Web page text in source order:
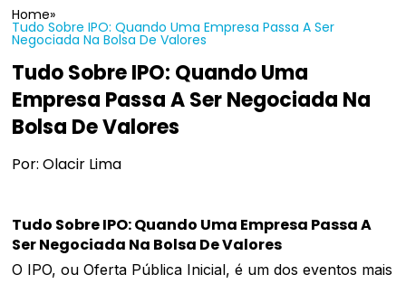
Home»
Tudo Sobre IPO: Quando Uma Empresa Passa A Ser
Negociada Na Bolsa De Valores
Tudo Sobre IPO: Quando Uma
Empresa Passa A Ser Negociada Na
Bolsa De Valores
Por: Olacir Lima
Tudo Sobre IPO: Quando Uma Empresa Passa A
Ser Negociada Na Bolsa De Valores
O IPO, ou Oferta Pública Inicial, é um dos eventos mais